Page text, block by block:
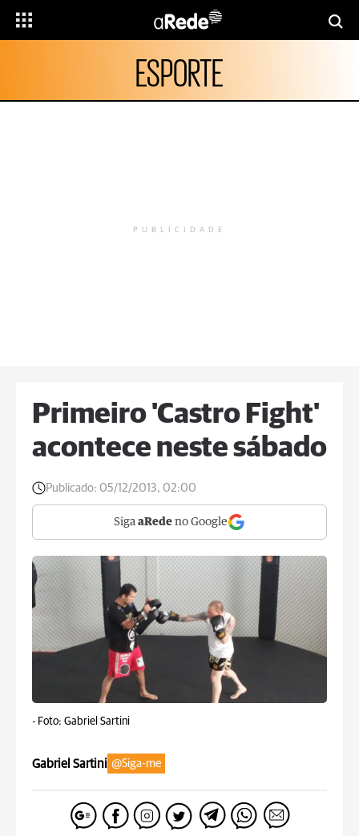
ESPORTE
PUBLICIDADE
Primeiro 'Castro Fight'
acontece neste sábado
Publicado: 05/12/2013, 02:00
Siga aRede no Google
- Foto: Gabriel Sartini
Gabriel Sartini @Siga-me